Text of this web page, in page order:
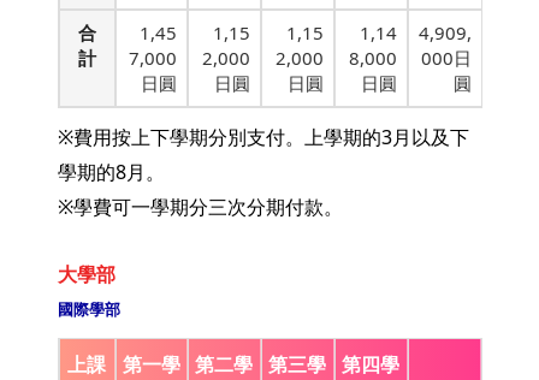
合
計
1,45
7,000
日圓
1,15
2,000
日圓
1,15
2,000
日圓
1,14
8,000
日圓
4,909,
000日
圓
※費用按上下學期分別支付。上學期的3月以及下
學期的8月。
※學費可一學期分三次分期付款。
大學部
國際學部
上課
第一學 第二學 第三學 第四學